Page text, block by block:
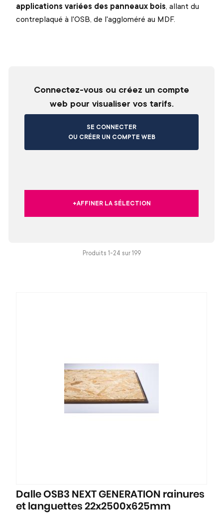
applications variées des panneaux bois, allant du
contreplaqué à l'OSB, de l'aggloméré au MDF.
Connectez-vous ou créez un compte
web pour visualiser vos tarifs.
SE CONNECTER
OU CRÉER UN COMPTE WEB
+AFFINER LA SÉLECTION
Produits 1-24 sur199
Dalle OSB3 NEXT GENERATION rainures
et languettes 22x2500x625mm